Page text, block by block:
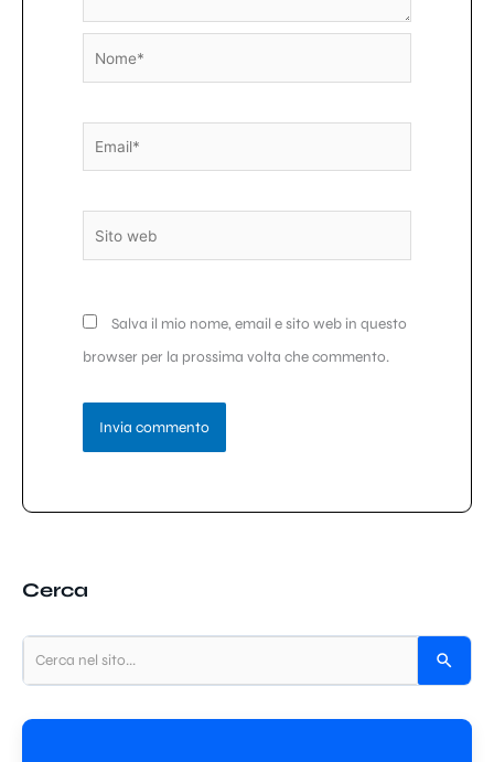
Email*
web
Salva il mio nome, email e sito web in questo
browser per la prossima volta che commento.
Cerca